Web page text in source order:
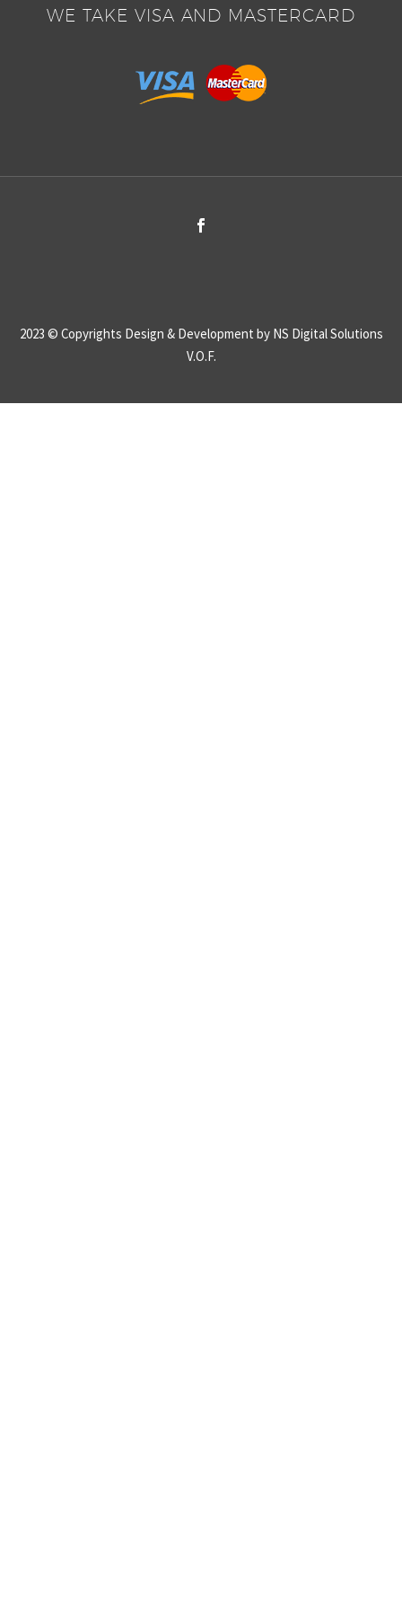
nibh vulputate cursus a
bendum auctor, nisi elit
Duis sed odio sit amet
nibh vulputate cursus a
WE TAKE VISA AND MASTERCARD
2023 © Copyrights Design & Development by NS Digital Solutions
V.O.F.